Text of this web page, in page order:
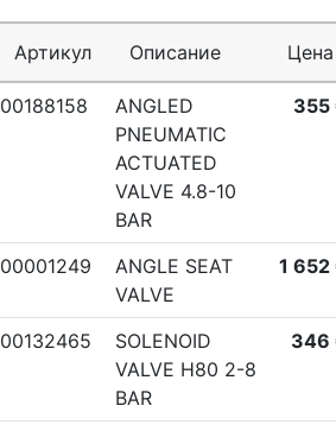
Артикул Описание Цена
00188158
ANGLED
PNEUMATIC
ACTUATED
VALVE 4.8-10
BAR
355
00001249
ANGLE SEAT
VALVE
1 652
00132465
SOLENOID
VALVE H80 2-8
BAR
346